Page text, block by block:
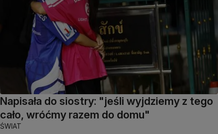
Napisała do siostry: "jeśli wyjdziemy z tego
cało, wróćmy razem do domu"
ŚWIAT